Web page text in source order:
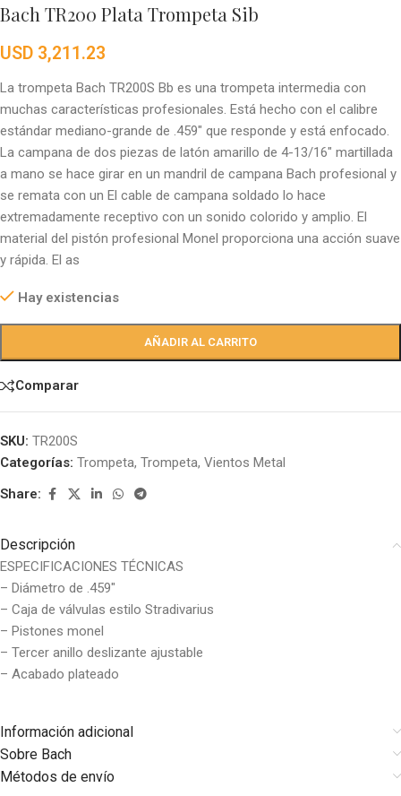
Bach TR200 Plata Trompeta Sib
USD 3,211.23
La trompeta Bach TR200S Bb es una trompeta intermedia con
muchas características profesionales. Está hecho con el calibre
estándar mediano-grande de .459″ que responde y está enfocado.
La campana de dos piezas de latón amarillo de 4-13/16″ martillada
a mano se hace girar en un mandril de campana Bach profesional y
se remata con un El cable de campana soldado lo hace
extremadamente receptivo con un sonido colorido y amplio. El
material del pistón profesional Monel proporciona una acción suave
y rápida. El as
Hay existencias
AÑADIR AL CARRITO
Comparar
SKU: TR200S
Categorías: Trompeta, Trompeta, Vientos Metal
Share:
Descripción
ESPECIFICACIONES TÉCNICAS
– Diámetro de .459″
– Caja de válvulas estilo Stradivarius
– Pistones monel
– Tercer anillo deslizante ajustable
– Acabado plateado
Información adicional
Sobre Bach
Métodos de envío